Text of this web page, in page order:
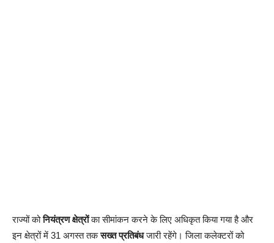
राज्यों कोनियंत्रण क्षेत्रोंका सीमांकन करने के लिए अधिकृत किया गया है और
इन क्षेत्रों में 31 अगस्त तकसख्त प्रतिबंधजारी रहेंगे। जिला कलेक्टरों को